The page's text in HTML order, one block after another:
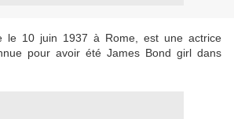
le 10 juin 1937 à Rome, est une actrice
pour avoir été James Bond girl dans